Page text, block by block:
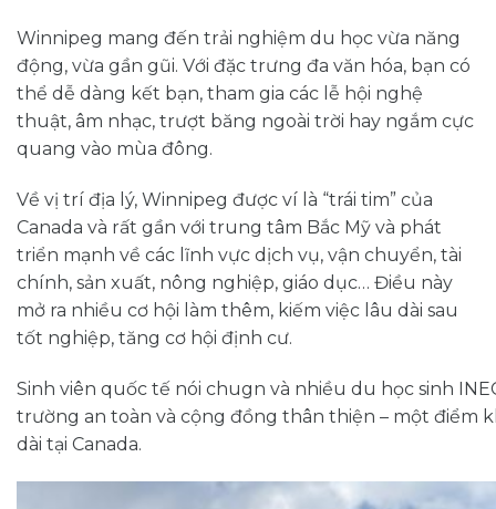
Winnipeg mang đến trải nghiệm du học vừa năng
động, vừa gần gũi. Với đặc trưng đa văn hóa, bạn có
thể dễ dàng kết bạn, tham gia các lễ hội nghệ
thuật, âm nhạc, trượt băng ngoài trời hay ngắm cực
quang vào mùa đông.
Về vị trí địa lý, Winnipeg được ví là “trái tim” của
Canada và rất gần với trung tâm Bắc Mỹ và phát
triển mạnh về các lĩnh vực dịch vụ, vận chuyển, tài
chính, sản xuất, nông nghiệp, giáo dục… Điều này
mở ra nhiều cơ hội làm thêm, kiếm việc lâu dài sau
tốt nghiệp, tăng cơ hội định cư.
Sinh viên quốc tế nói chugn và nhiều du học sinh
trường an toàn và cộng đồng thân thiện – một điểm
dài tại Canada.